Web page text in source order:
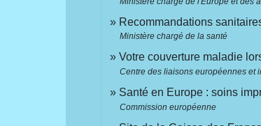
Recommandations
Ministère chargé de la santé
Votre couverture maladie
Centre des liaisons européennes et
Santé en Europe : soins
Commission européenne